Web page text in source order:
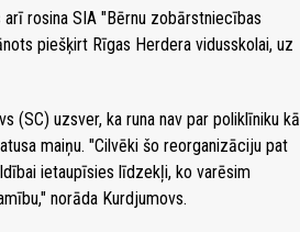
rosina SIA "Bērnu zobārstniecības
piešķirt Rīgas Herdera vidusskolai, uz
uzsver, ka runa nav par poliklīniku kā
maiņu. "Cilvēki šo reorganizāciju pat
ietaupīsies līdzekļi, ko varēsim
norāda Kurdjumovs.